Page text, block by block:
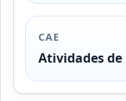
CAE
Atividades